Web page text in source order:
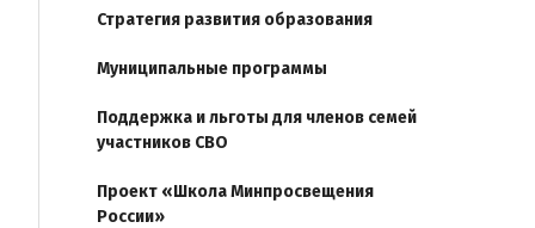
Стратегия развития образования
Муниципальные программы
Поддержка и льготы для членов семей
участников СВО
Проект «Школа Минпросвещения
России»